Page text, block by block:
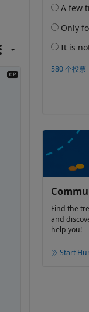
Find the
and
help you!
Start